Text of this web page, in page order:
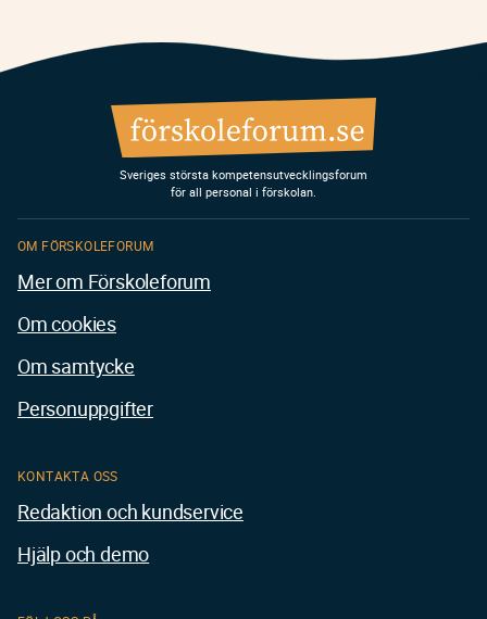
Sveriges största kompetensutvecklingsforum
för all personal i förskolan.
KONTAKTA OSS
Redaktion och kundservice
Hjälp och demo
OM FÖRSKOLEFORUM
Mer om Förskoleforum
Om cookies
Om samtycke
Personuppgifter